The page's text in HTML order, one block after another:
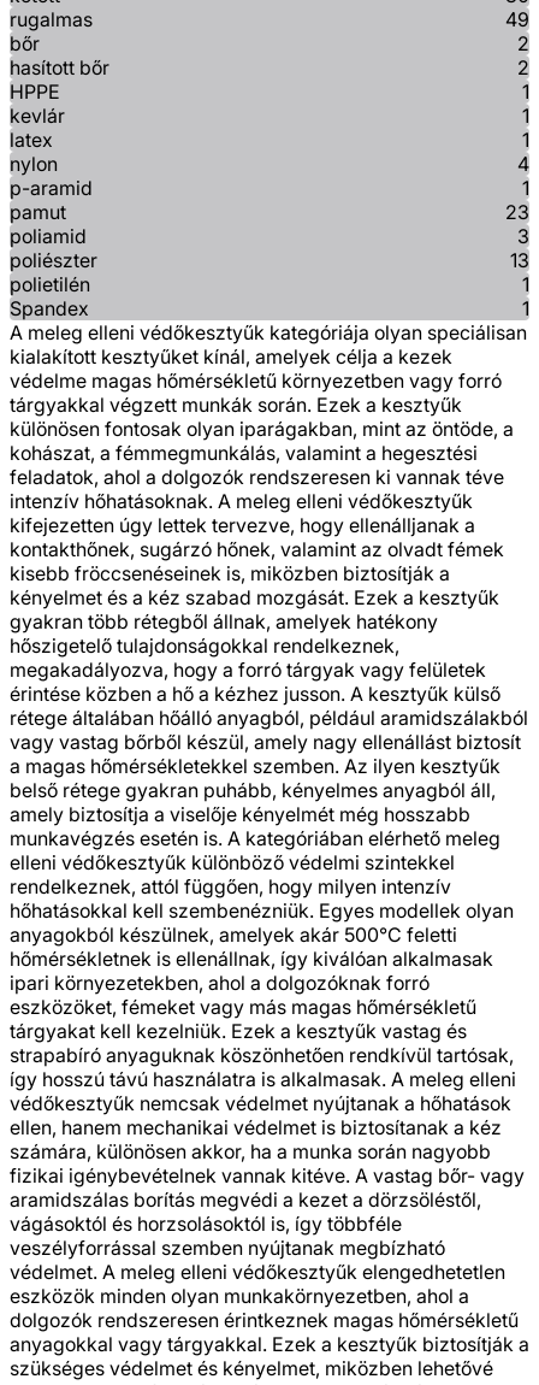
rugalmas
49
bőr
2
hasított bőr
2
HPPE
1
kevlár
1
latex
1
nylon
4
p-aramid
1
pamut
23
poliamid
3
poliészter
13
polietilén
1
Spandex
1
A meleg elleni védőkesztyűk kategóriája olyan speciálisan
kialakított kesztyűket kínál, amelyek célja a kezek
védelme magas hőmérsékletű környezetben vagy forró
tárgyakkal végzett munkák során. Ezek a kesztyűk
különösen fontosak olyan iparágakban, mint az öntöde, a
kohászat, a fémmegmunkálás, valamint a hegesztési
feladatok, ahol a dolgozók rendszeresen ki vannak téve
intenzív hőhatásoknak. A meleg elleni védőkesztyűk
kifejezetten úgy lettek tervezve, hogy ellenálljanak a
kontakthőnek, sugárzó hőnek, valamint az olvadt fémek
kisebb fröccsenéseinek is, miközben biztosítják a
kényelmet és a kéz szabad mozgását. Ezek a kesztyűk
gyakran több rétegből állnak, amelyek hatékony
hőszigetelő tulajdonságokkal rendelkeznek,
megakadályozva, hogy a forró tárgyak vagy felületek
érintése közben a hő a kézhez jusson. A kesztyűk külső
rétege általában hőálló anyagból, például aramidszálakból
vagy vastag bőrből készül, amely nagy ellenállást biztosít
a magas hőmérsékletekkel szemben. Az ilyen kesztyűk
belső rétege gyakran puhább, kényelmes anyagból áll,
amely biztosítja a viselője kényelmét még hosszabb
munkavégzés esetén is. A kategóriában elérhető meleg
elleni védőkesztyűk különböző védelmi szintekkel
rendelkeznek, attól függően, hogy milyen intenzív
hőhatásokkal kell szembenézniük. Egyes modellek olyan
anyagokból készülnek, amelyek akár 500°C feletti
hőmérsékletnek is ellenállnak, így kiválóan alkalmasak
ipari környezetekben, ahol a dolgozóknak forró
eszközöket, fémeket vagy más magas hőmérsékletű
tárgyakat kell kezelniük. Ezek a kesztyűk vastag és
strapabíró anyaguknak köszönhetően rendkívül tartósak,
így hosszú távú használatra is alkalmasak. A meleg elleni
védőkesztyűk nemcsak védelmet nyújtanak a hőhatások
ellen, hanem mechanikai védelmet is biztosítanak a kéz
számára, különösen akkor, ha a munka során nagyobb
fizikai igénybevételnek vannak kitéve. A vastag bőr- vagy
aramidszálas borítás megvédi a kezet a dörzsöléstől,
vágásoktól és horzsolásoktól is, így többféle
veszélyforrással szemben nyújtanak megbízható
védelmet. A meleg elleni védőkesztyűk elengedhetetlen
eszközök minden olyan munkakörnyezetben, ahol a
dolgozók rendszeresen érintkeznek magas hőmérsékletű
anyagokkal vagy tárgyakkal. Ezek a kesztyűk biztosítják a
szükséges védelmet és kényelmet, miközben lehetővé